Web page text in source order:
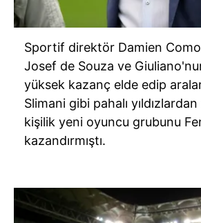
Sportif direktör Damien
Josef de Souza ve
yüksek kazanç elde edip
Slimani gibi pahalı yıldızlardan
kişilik yeni oyuncu grubunu
kazandırmıştı.